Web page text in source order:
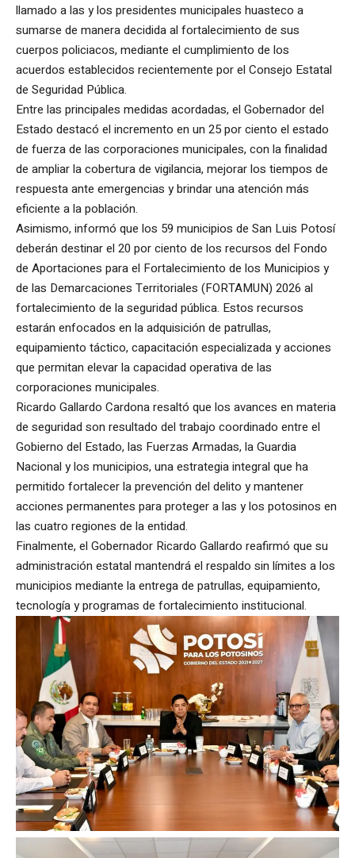
llamado a las y los presidentes municipales huasteco a
sumarse de manera decidida al fortalecimiento de sus
cuerpos policiacos, mediante el cumplimiento de los
acuerdos establecidos recientemente por el Consejo Estatal
de Seguridad Pública.
Entre las principales medidas acordadas, el Gobernador del
Estado destacó el incremento en un 25 por ciento el estado
de fuerza de las corporaciones municipales, con la finalidad
de ampliar la cobertura de vigilancia, mejorar los tiempos de
respuesta ante emergencias y brindar una atención más
eficiente a la población.
Asimismo, informó que los 59 municipios de San Luis Potosí
deberán destinar el 20 por ciento de los recursos del Fondo
de Aportaciones para el Fortalecimiento de los Municipios y
de las Demarcaciones Territoriales (FORTAMUN) 2026 al
fortalecimiento de la seguridad pública. Estos recursos
estarán enfocados en la adquisición de patrullas,
equipamiento táctico, capacitación especializada y acciones
que permitan elevar la capacidad operativa de las
corporaciones municipales.
Ricardo Gallardo Cardona resaltó que los avances en materia
de seguridad son resultado del trabajo coordinado entre el
Gobierno del Estado, las Fuerzas Armadas, la Guardia
Nacional y los municipios, una estrategia integral que ha
permitido fortalecer la prevención del delito y mantener
acciones permanentes para proteger a las y los potosinos en
las cuatro regiones de la entidad.
Finalmente, el Gobernador Ricardo Gallardo reafirmó que su
administración estatal mantendrá el respaldo sin límites a los
municipios mediante la entrega de patrullas, equipamiento,
tecnología y programas de fortalecimiento institucional.